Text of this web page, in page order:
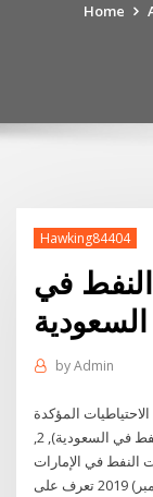
Home
Hawking84404
في
السعودية
byAdmin
المؤكدة
هي تلك الكميات التي يمكن (أنظر: احتياطات النفط في السعودية), 2,
احتياطيات النفط في الإمارات
العربية المتحدة), 7, 97,800, 6, 10 تشرين الثاني (نوفمبر) 2019 تعرف على